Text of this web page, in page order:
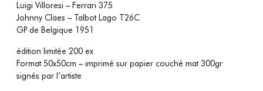
Luigi Villoresi – Ferrari 375
Johnny Claes – Talbot Lago T26C
GP de Belgique 1951
édition limitée 200 ex
Format 50x50cm – imprimé sur papier couché mat 300gr
signés par l’artiste